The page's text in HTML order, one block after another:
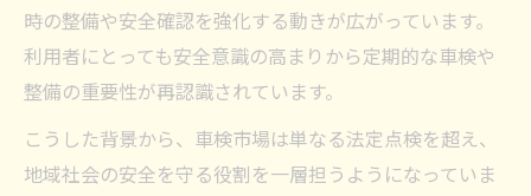
時の整備や安全確認を強化する動きが広がっています。
利用者にとっても安全意識の高まりから定期的な車検や
整備の重要性が再認識されています。
こうした背景から、車検市場は単なる法定点検を超え、
地域社会の安全を守る役割を一層担うようになっていま